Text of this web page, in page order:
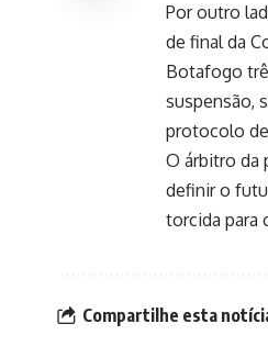
Por outro
de final da
Botafogo
suspensão,
protocolo
O árbitro da
definir o
torcida para
Compartilhe esta